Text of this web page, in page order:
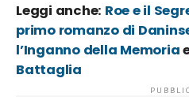
Leggi anche: Roe e il
primo romanzo di
l’Inganno della Memoria
Battaglia